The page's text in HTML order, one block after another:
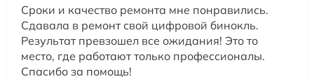
Сроки и качество ремонта мне понравились.
Сдавала в ремонт свой цифровой бинокль.
Результат превзошел все ожидания! Это то
место, где работают только профессионалы.
Спасибо за помощь!